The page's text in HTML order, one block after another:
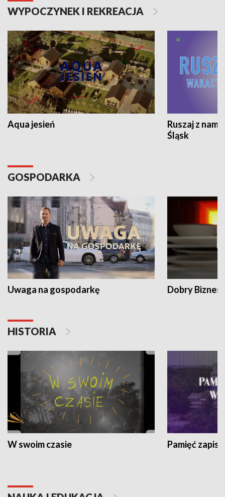
WYPOCZYNEK I REKREACJA
Aqua jesień
Ruszaj z
Śląsk
GOSPODARKA
Uwaga na gospodarkę Dobry Biznes
HISTORIA
W swoim czasie Pamięć